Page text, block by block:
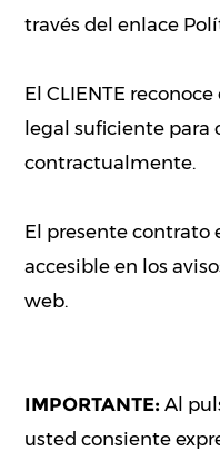
través del enlace
El CLIENTE
legal suficiente para
contractualmente.
El presente
accesible en los
web.
IMPORTANTE:Al
usted consiente